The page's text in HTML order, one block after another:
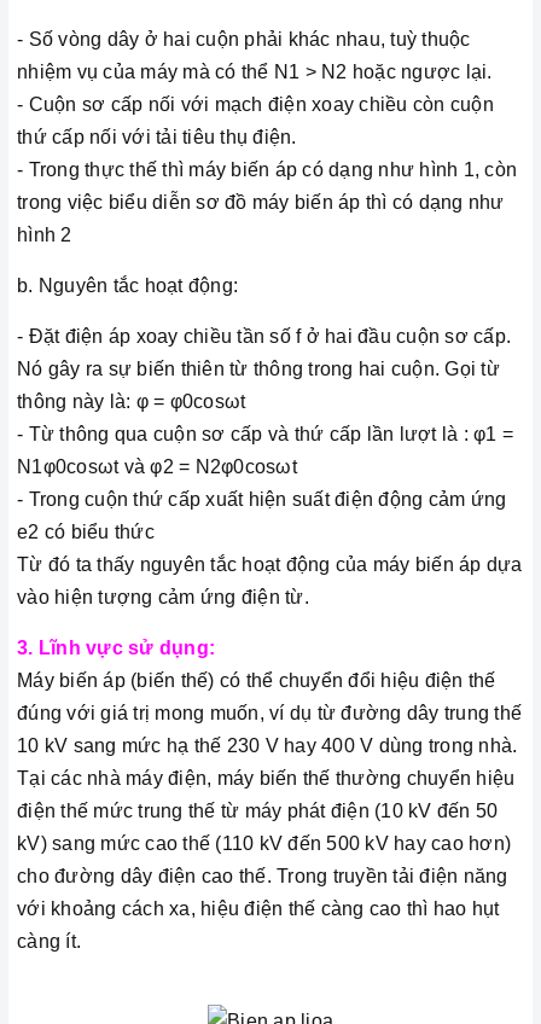
- Số vòng dây ở hai cuộn phải khác nhau, tuỳ thuộc
nhiệm vụ của máy mà có thể N1 > N2 hoặc ngược lại.
- Cuộn sơ cấp nối với mạch điện xoay chiều còn cuộn
thứ cấp nối với tải tiêu thụ điện.
- Trong thực thế thì máy biến áp có dạng như hình 1, còn
trong việc biểu diễn sơ đồ máy biến áp thì có dạng như
hình 2
b. Nguyên tắc hoạt động:
- Đặt điện áp xoay chiều tần số f ở hai đầu cuộn sơ cấp.
Nó gây ra sự biến thiên từ thông trong hai cuộn. Gọi từ
thông này là: φ = φ0cosωt
- Từ thông qua cuộn sơ cấp và thứ cấp lần lượt là : φ1 =
N1φ0cosωt và φ2 = N2φ0cosωt
- Trong cuộn thứ cấp xuất hiện suất điện động cảm ứng
e2 có biểu thức
Từ đó ta thấy nguyên tắc hoạt động của máy biến áp dựa
vào hiện tượng cảm ứng điện từ.
3. Lĩnh vực sử dụng:
Máy biến áp (biến thế) có thể chuyển đổi hiệu điện thế
đúng với giá trị mong muốn, ví dụ từ đường dây trung thế
10 kV sang mức hạ thế 230 V hay 400 V dùng trong nhà.
Tại các nhà máy điện, máy biến thế thường chuyển hiệu
điện thế mức trung thế từ máy phát điện (10 kV đến 50
kV) sang mức cao thế (110 kV đến 500 kV hay cao hơn)
cho đường dây điện cao thế. Trong truyền tải điện năng
với khoảng cách xa, hiệu điện thế càng cao thì hao hụt
càng ít.